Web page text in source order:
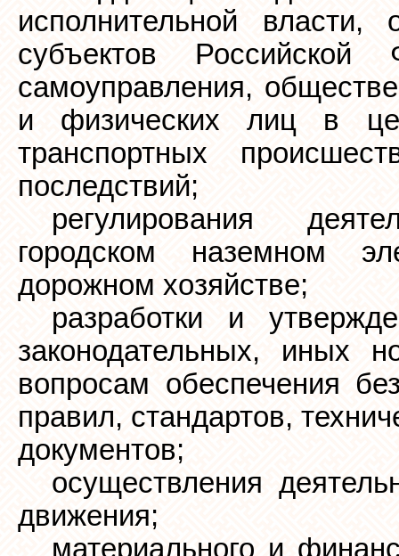
исполнительной власти,
субъектов Российской
самоуправления,
и физических лиц в
транспортных
последствий;
регулирования
городском наземном
дорожном хозяйстве;
разработки и
законодательных, иных
вопросам обеспечения
правил, стандартов,
документов;
осуществления
движения;
материального и